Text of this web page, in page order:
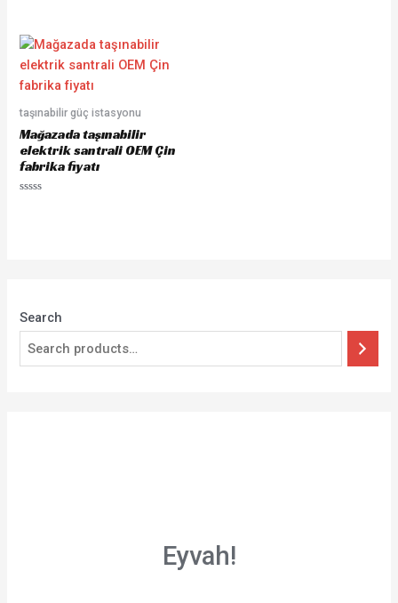
Search
Eyvah!
taşınabilir güç istasyonu
Mağazada taşınabilir
elektrik santrali OEM Çin
fabrika fiyatı